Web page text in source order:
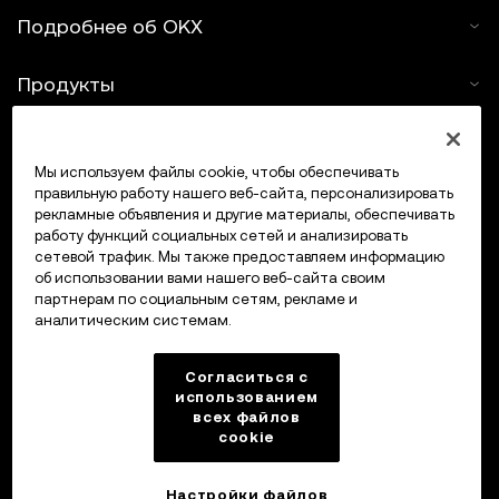
Подробнее об OKX
Продукты
Поддержка
Купить крипто
Крипто-калькулятор
Мы используем файлы cookie, чтобы обеспечивать
правильную работу нашего веб-сайта, персонализировать
рекламные объявления и другие материалы, обеспечивать
работу функций социальных сетей и анализировать
сетевой трафик. Мы также предоставляем информацию
об использовании вами нашего веб-сайта своим
партнерам по социальным сетям, рекламе и
аналитическим системам.
Согласиться с
использованием
всех файлов
cookie
Настройки файлов